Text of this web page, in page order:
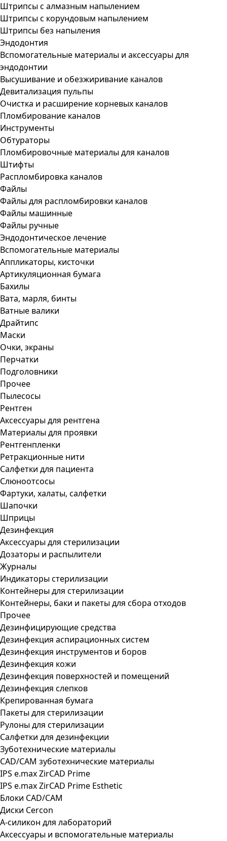
Штрипсы c алмазным напылением
Штрипсы c корундовым напылением
Штрипсы без напыления
Эндодонтия
Вспомогательные материалы и аксессуары для
эндодонтии
Высушивание и обезжиривание каналов
Девитализация пульпы
Очистка и расширение корневых каналов
Пломбирование каналов
Инструменты
Обтураторы
Пломбировочные материалы для каналов
Штифты
Распломбировка каналов
Файлы
Файлы для распломбировки каналов
Файлы машинные
Файлы ручные
Эндодонтическое лечение
Вспомогательные материалы
Аппликаторы, кисточки
Артикуляционная бумага
Бахилы
Вата, марля, бинты
Ватные валики
Драйтипс
Маски
Очки, экраны
Перчатки
Подголовники
Прочее
Пылесосы
Рентген
Аксессуары для рентгена
Материалы для проявки
Рентгенпленки
Ретракционные нити
Салфетки для пациента
Слюноотсосы
Фартуки, халаты, салфетки
Шапочки
Шприцы
Дезинфекция
Аксессуары для стерилизации
Дозаторы и распылители
Журналы
Индикаторы стерилизации
Контейнеры для стерилизации
Контейнеры, баки и пакеты для сбора отходов
Прочее
Дезинфицирующие средства
Дезинфекция аспирационных систем
Дезинфекция инструментов и боров
Дезинфекция кожи
Дезинфекция поверхностей и помещений
Дезинфекция слепков
Крепированная бумага
Пакеты для стерилизации
Рулоны для стерилизации
Салфетки для дезинфекции
Зуботехнические материалы
CAD/CAM зуботехнические материалы
IPS e.max ZirCAD Prime
IPS e.max ZirCAD Prime Esthetic
Блоки CAD/CAM
Диски Cercon
А-силикон для лабораторий
Аксессуары и вспомогательные материалы